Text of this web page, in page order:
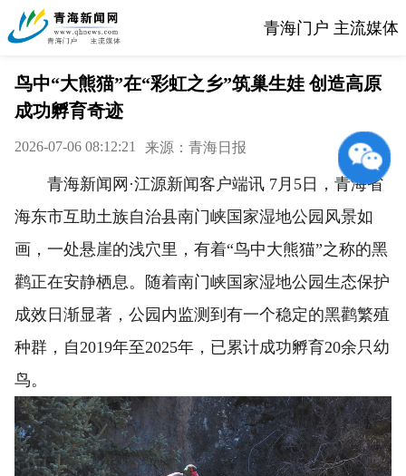
青海门户 主流媒体
鸟中“大熊猫”在“彩虹之乡”筑巢生娃 创造高原
成功孵育奇迹
2026-07-06 08:12:21 来源：青海日报
青海新闻网·江源新闻客户端讯 7月5日，青海省
海东市互助土族自治县南门峡国家湿地公园风景如
画，一处悬崖的浅穴里，有着“鸟中大熊猫”之称的黑
鹳正在安静栖息。随着南门峡国家湿地公园生态保护
成效日渐显著，公园内监测到有一个稳定的黑鹳繁殖
种群，自2019年至2025年，已累计成功孵育20余只幼
鸟。